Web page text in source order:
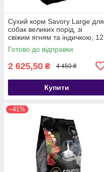
Сухий корм Savory Large для
собак великих порід, зі
свіжим ягням та індичкою, 12
кг
Готово до відправки
2 625,50 ₴ 4 450 ₴
Купити
–41%